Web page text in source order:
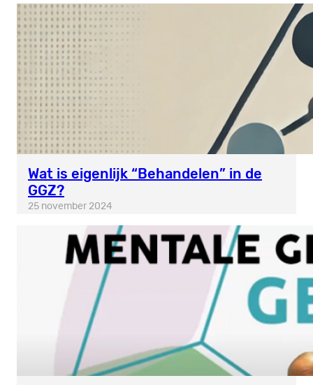
Wat is eigenlijk “Behandelen” in de
GGZ?
25 november 2024